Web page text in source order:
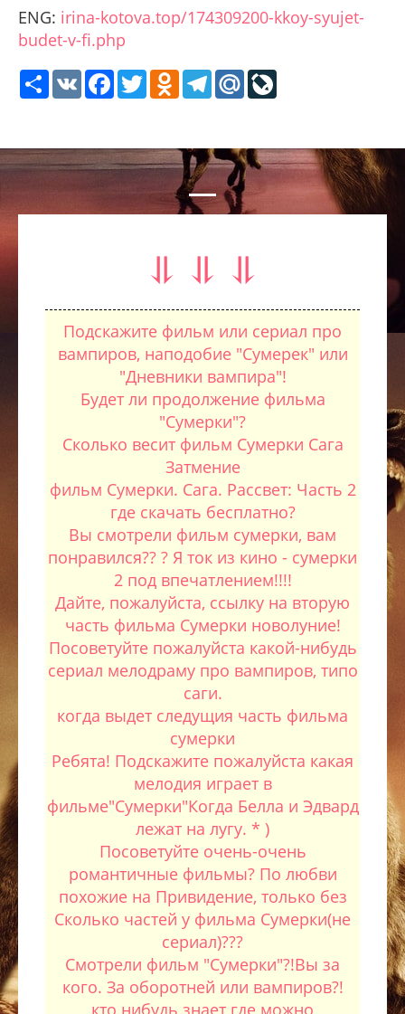
ENG: irina-kotova.top/174309200-kkoy-syujet-
budet-v-fi.php
ShareVK Facebook
TwitterOdnoklassniki
Telegram
Mail.Ru
⥥ ⥥ ⥥
Подскажите фильм или сериал про
вампиров, наподобие "Сумерек" или
"Дневники вампира"!
Будет ли продолжение фильма
"Сумерки"?
Сколько весит фильм Сумерки Сага
Затмение
фильм Сумерки. Сага. Рассвет: Часть 2
где скачать бесплатно?
Вы смотрели фильм сумерки, вам
понравился?? ? Я ток из кино - сумерки
2 под впечатлением!!!!
Дайте, пожалуйста, ссылку на вторую
часть фильма Сумерки новолуние!
Посоветуйте пожалуйста какой-нибудь
сериал мелодраму про вампиров, типо
саги.
когда выдет следущия часть фильма
сумерки
Ребята! Подскажите пожалуйста какая
мелодия играет в
фильме"Сумерки"Когда Белла и Эдвард
лежат на лугу. * )
Посоветуйте очень-очень
романтичные фильмы? По любви
похожие на Привидение, только без
Сколько частей у фильма Сумерки(не
сериал)???
Смотрели фильм "Сумерки"?!Вы за
кого. За оборотней или вампиров?!
кто нибудь знает где можно